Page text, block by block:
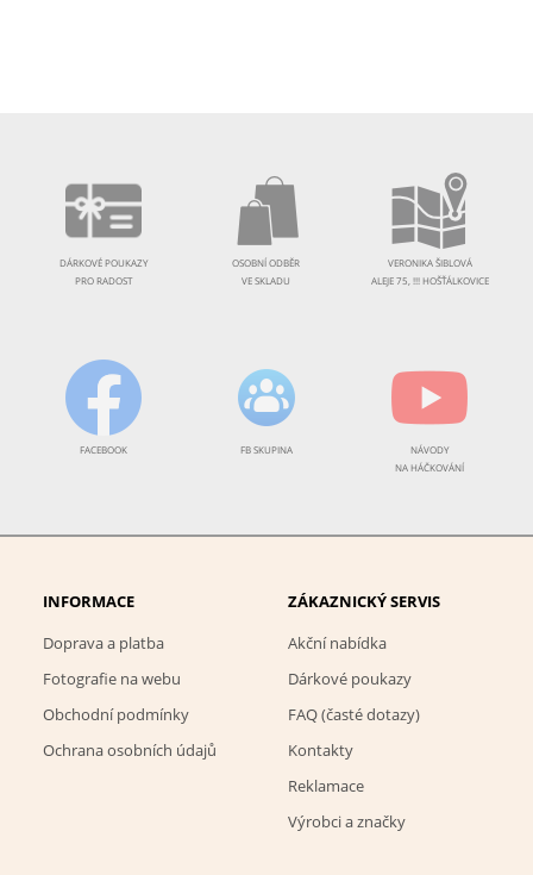
DÁRKOVÉ POUKAZY
PRO RADOST
OSOBNÍ ODBĚR
VE SKLADU
VERONIKA ŠIBLOVÁ
ALEJE 75, !!! HOŠŤÁLKOVICE
FACEBOOK FB SKUPINA
NÁVODY
NA HÁČKOVÁNÍ
INFORMACE
Doprava a platba
Fotografie na webu
Obchodní podmínky
Ochrana osobních údajů
ZÁKAZNICKÝ SERVIS
Akční nabídka
Dárkové poukazy
FAQ (časté dotazy)
Kontakty
Reklamace
Výrobci a značky